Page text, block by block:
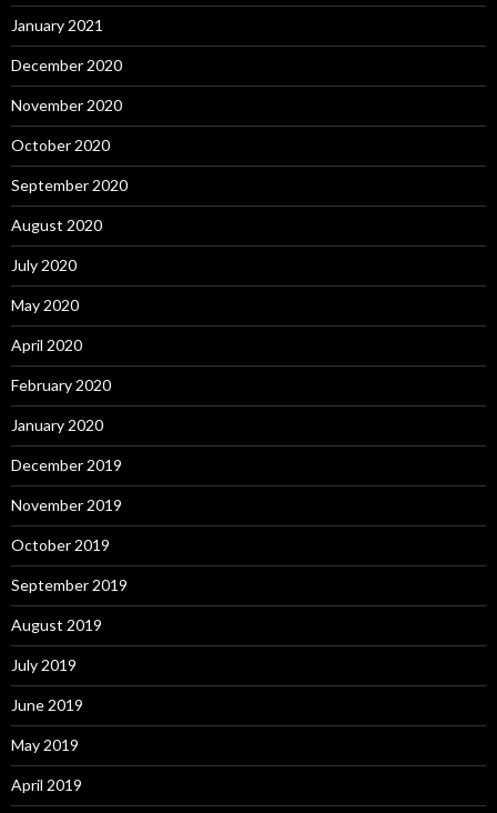
January 2021
December 2020
November 2020
October 2020
September 2020
August 2020
July 2020
May 2020
April 2020
February 2020
January 2020
December 2019
November 2019
October 2019
September 2019
August 2019
July 2019
June 2019
May 2019
April 2019